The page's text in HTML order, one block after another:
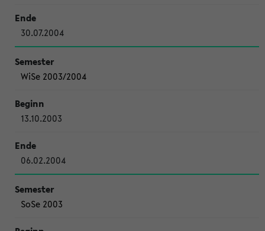
30.07.2004
WiSe 2003/2004
13.10.2003
06.02.2004
SoSe 2003